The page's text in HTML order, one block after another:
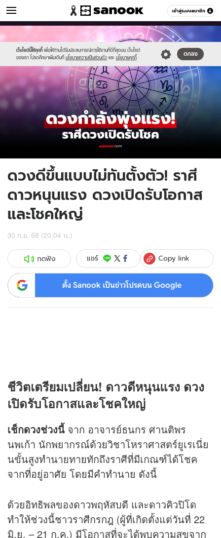
เข้าสู่ระบบสมาชิก
ดูดวง หมวดอื่นๆ
เว็บไซต์นี้ใช้คุกกี้ เพื่อให้ท่านได้รับประสบการณ์การใช้งานที่ดีที่สุดบน เว็บไซต์
ของเรา โปรดศึกษาเพิ่มเติมที่ นโยบายความเป็นส่วนตัว และ นโยบายคุกกี้
ตกลง
Sanook
//s.isanook.com/sr/0/images/logo-
new-
sanook.png
//s.isanook.com/ho/0/ud/62/314759/new-
thumbnail1200x720_v2-
20.jpg
ดวงดีขึ้นแบบไม่ทันตั้งตัว! ราศี
ดาวหนุนแรง ดวงเปิดรับโอกาส
และโชคใหญ่
30 ก.ย. 68 (20:04 น.)
กดฟัง แชร์ Copy link
ตั้ง Sanook เป็นข่าวโปรดบน Google
ชีวิตเตรียมเปลี่ยน! ดาวดีหนุนแรง ดวง
เปิดรับโอกาสและโชคใหญ่
เช็กดวงช่วงนี้ จาก อาจารย์ธนกร ศานติพร
นพเก้า นักพยากรณ์ด้วยวิชาโหราศาสตร์ยูเรเนี่ย
นขั้นสูงทำนายทายทักถึงราศีที่มีเกณฑ์ได้โชค
จากที่อยู่อาศัย โดยมีคำทำนาย ดังนี้
ด้วยอิทธิพลของดาวพฤหัสบดี และดาวคิวปิโด
ทำให้ช่วงนี้ชาวราศีกรกฎ (ผู้ที่เกิดตั้งแต่วันที่ 22
มิ.ย. – 21 ก.ค.) มีโอกาสที่จะได้พบความสุขจาก